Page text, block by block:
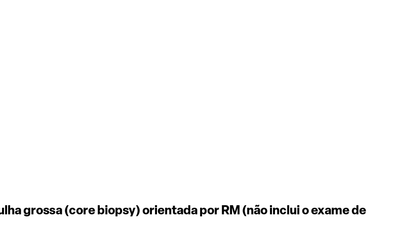
grossa (core biopsy) orientada por RM (não inclui o exame de